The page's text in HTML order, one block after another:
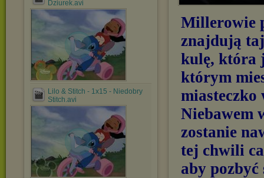
Dziurek.avi
Lilo & Stitch - 1x15 - Niedobry
Stitch.avi
Millerowie
znajdują
kulę, która
którym
miasteczko
Niebawem
zostanie
tej chwili
aby